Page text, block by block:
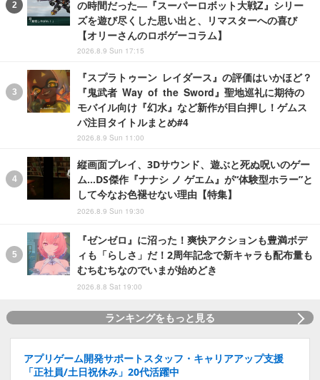
の時間だった―『スーパーロボット大戦Z』シリー
ズを遊び尽くした思い出と、リマスターへの喜び
【オリーさんのロボゲーコラム】
2026.8.9 Sun 17:15
『スプラトゥーン レイダース』の評価はいかほど？
『鬼武者 Way of the Sword』聖地巡礼に期待の
モバイル向け『幻水』など新作が目白押し！ゲムス
パ注目タイトルまとめ#4
2026.8.9 Sun 11:00
縦画面プレイ、3Dサウンド、遊ぶと死ぬ呪いのゲー
ム…DS傑作『ナナシ ノ ゲエム』が“体験型ホラー”と
して今なお色褪せない理由【特集】
2026.8.9 Sun 19:30
『ゼンゼロ』に沼った！爽快アクションも豊満ボデ
ィも「らしさ」だ！2周年記念で新キャラも配布量も
むちむちなのでいまが始めどき
2026.8.8 Sat 19:00
ランキングをもっと見る
アプリゲーム開発サポートスタッフ・キャリアアップ支援
「正社員/土日祝休み」20代活躍中